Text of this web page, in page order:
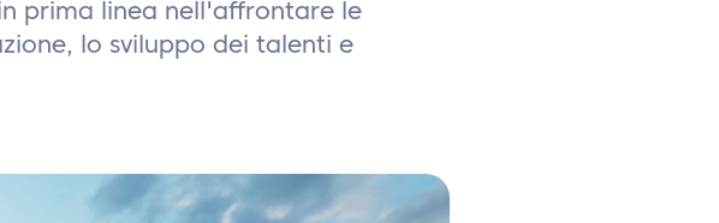
prima linea nell'affrontare le
lo sviluppo dei talenti e